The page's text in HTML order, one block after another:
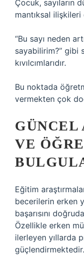
Çocuk, sayıların
mantıksal ilişkileri
“Bu sayı neden
sayabilirim?” gibi
kıvılcımlarıdır.
Bu noktada
vermekten çok
GÜNCEL
VE
Eğitim
becerilerin erken
başarısını
Özellikle erken
ilerleyen yıllarda
güçlendirmektedir.